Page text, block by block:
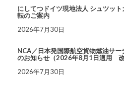
にしてつドイツ現地法人 シュツッ
転のご案内
2026年7月30日
NCA／日本発国際航空貨物燃油サー
のお知らせ（2026年8月1日適用 改
2026年7月30日